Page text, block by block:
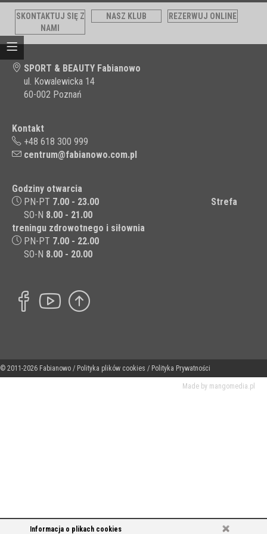
SKONTAKTUJ SIĘ Z
NAMI
NASZ KLUB REZERWUJ ONLINE
SPORT & BEAUTY Fabianowo
ul. Kowalewicka 14
60-002 Poznań
Kontakt
+48 618 300 999
centrum@fabianowo.com.pl
Godziny otwarcia
PN-PT 7.00 - 23.00
SO-N 8.00 - 21.00
Strefa
treningu zdrowotnego i siłownia
PN-PT 7.00 - 22.00
SO-N 8.00 - 20.00
© 2011-2026 Fabianowo / Polityka plików cookies / Polityka Prywatności
Made by mangomedia.pl
Informacja o plikach cookies